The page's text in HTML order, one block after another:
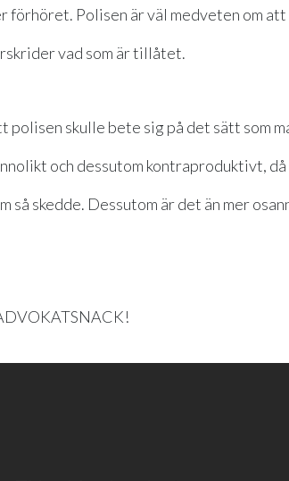
förhöret. Polisen är väl medveten om
vad som är tillåtet.
polisen skulle bete sig på det sätt som
och dessutom kontraproduktivt,
så skedde. Dessutom är det än mer